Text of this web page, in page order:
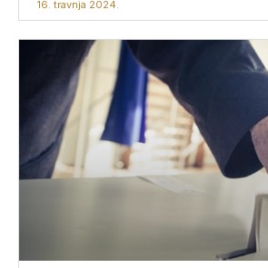
16. travnja 2024.